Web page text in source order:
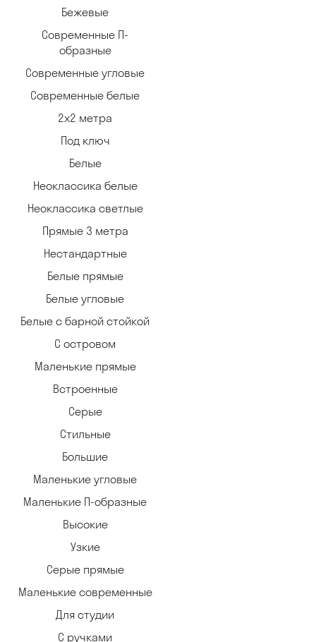
Бежевые
Современные П-
образные
Современные угловые
Современные белые
2х2 метра
Под ключ
Белые
Неоклассика белые
Неоклассика светлые
Прямые 3 метра
Нестандартные
Белые прямые
Белые угловые
Белые с барной стойкой
С островом
Маленькие прямые
Встроенные
Серые
Стильные
Большие
Маленькие угловые
Маленькие П-образные
Высокие
Узкие
Серые прямые
Маленькие современные
Для студии
С ручками